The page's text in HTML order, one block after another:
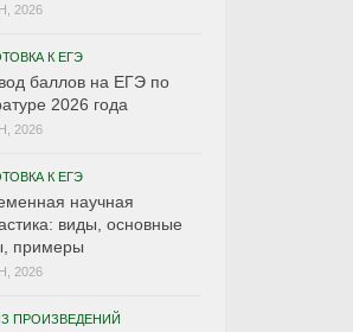
2026
К ЕГЭ
баллов на ЕГЭ по
2026 года
2026
К ЕГЭ
научная
виды, основные
примеры
2026
ПРОИЗВЕДЕНИЙ